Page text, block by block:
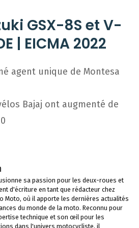
GSX-8S et V-
| EICMA 2022
agent unique de Montesa
Bajaj ont augmenté de
sa passion pour les deux-roues et
d'écriture en tant que rédacteur chez
Moto, où il apporte les dernières actualités
du monde de la moto. Reconnu pour
technique et son œil pour les
dans l'univers motocycliste, il